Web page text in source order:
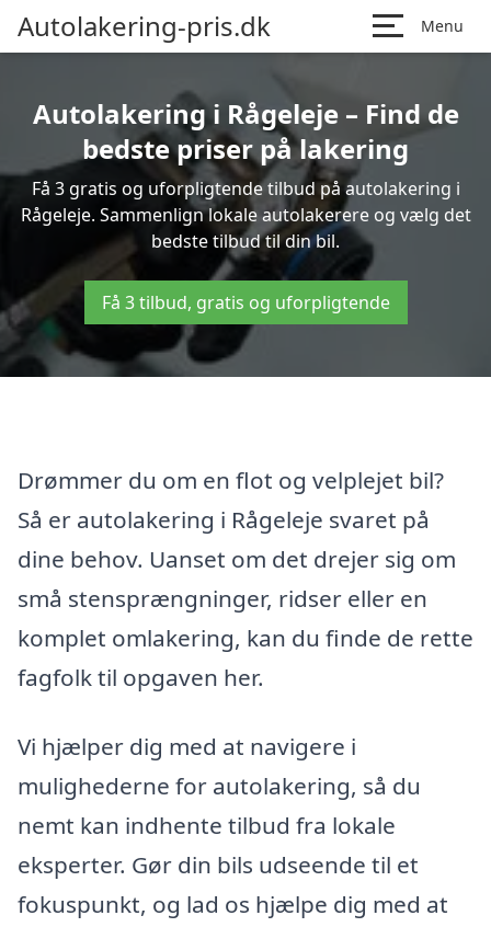
Autolakering-pris.dk Menu
Autolakering i Rågeleje – Find de
bedste priser på lakering
Få 3 gratis og uforpligtende tilbud på autolakering i
Rågeleje. Sammenlign lokale autolakerere og vælg det
bedste tilbud til din bil.
Få 3 tilbud, gratis og uforpligtende
Drømmer du om en flot og velplejet bil?
Så er autolakering i Rågeleje svaret på
dine behov. Uanset om det drejer sig om
små stensprængninger, ridser eller en
komplet omlakering, kan du finde de rette
fagfolk til opgaven her.
Vi hjælper dig med at navigere i
mulighederne for autolakering, så du
nemt kan indhente tilbud fra lokale
eksperter. Gør din bils udseende til et
fokuspunkt, og lad os hjælpe dig med at